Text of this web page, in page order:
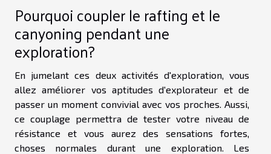
Pourquoi coupler le rafting et le
canyoning pendant une
exploration?
En jumelant ces deux activités d'exploration, vous
allez améliorer vos aptitudes d'explorateur et de
passer un moment convivial avec vos proches. Aussi,
ce couplage permettra de tester votre niveau de
résistance et vous aurez des sensations fortes,
choses normales durant une exploration. Les